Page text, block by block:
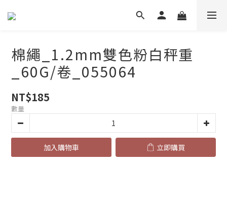
棉繩_1.2mm雙色粉白秤重
_60G/卷_055064
NT$185
數量
加入購物車 立即購買